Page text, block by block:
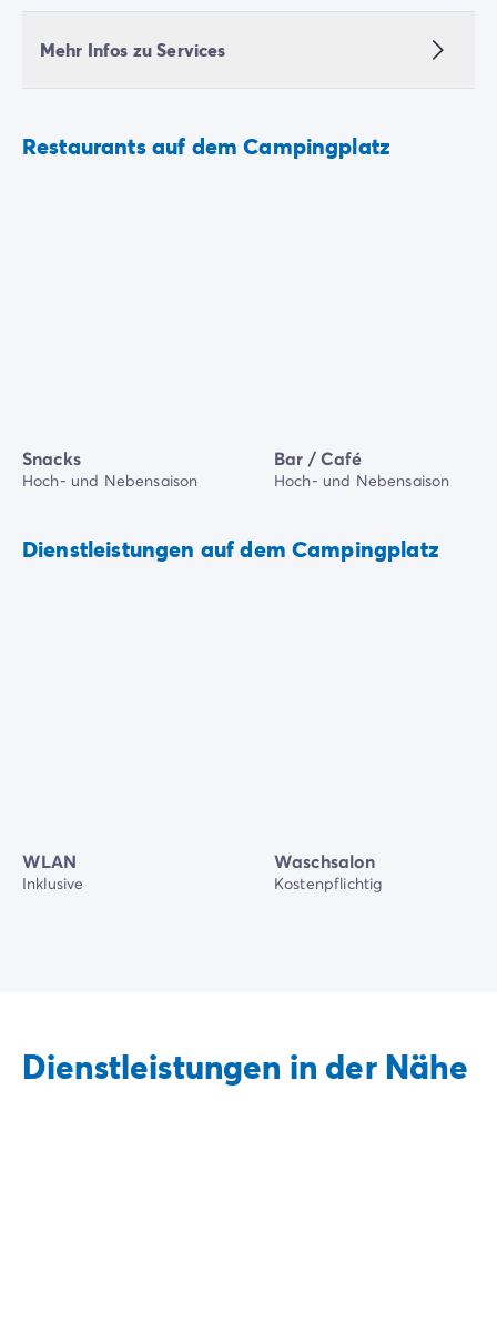
Mehr Infos zu Services
Restaurants auf dem Campingplatz
Snacks
Hoch- und Nebensaison
Bar / Café
Hoch- und Nebensaison
Dienstleistungen auf dem Campingplatz
WLAN
Inklusive
Waschsalon
Kostenpflichtig
Dienstleistungen in der Nähe